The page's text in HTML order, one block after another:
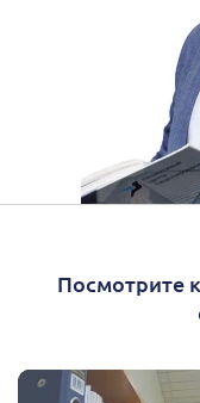
Посмотрите